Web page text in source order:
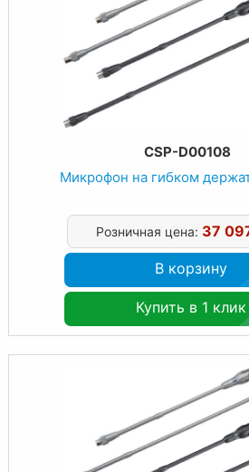
CSP-D00108
Микрофон на гибком
Розничная цена: 37
В корзину
Купить в 1 клик